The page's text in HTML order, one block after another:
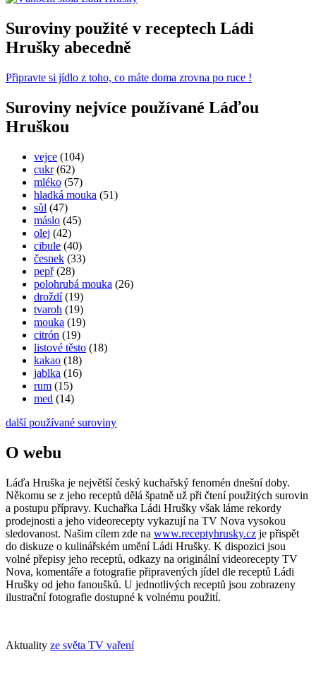
Suroviny použité v receptech Ládi
Hrušky abecedně
Připravte si jídlo z toho, co máte doma zrovna po ruce !
Suroviny nejvíce používané Láďou
Hruškou
vejce (104)
cukr (62)
mléko (57)
hladká mouka (51)
sůl (47)
máslo (45)
olej (42)
cibule (40)
česnek (33)
pepř (28)
polohrubá mouka (26)
droždí (19)
tvaroh (19)
mouka (19)
citrón (19)
listové těsto (18)
kakao (18)
jablka (16)
rum (15)
med (14)
další používané suroviny
O webu
Láďa Hruška je největší český kuchařský fenomén dnešní doby.
Někomu se z jeho receptů dělá špatně už při čtení použitých surovin
a postupu přípravy. Kuchařka Ládi Hrušky však láme rekordy
prodejnosti a jeho videorecepty vykazují na TV Nova vysokou
sledovanost. Našim cílem zde na www.receptyhrusky.cz je přispět
do diskuze o kulinářském umění Ládi Hrušky. K dispozici jsou
volné přepisy jeho receptů, odkazy na originální videorecepty TV
Nova, komentáře a fotografie připravených jídel dle receptů Ládi
Hrušky od jeho fanoušků. U jednotlivých receptů jsou zobrazeny
ilustrační fotografie dostupné k volnému použití.
Aktuality ze světa TV vaření